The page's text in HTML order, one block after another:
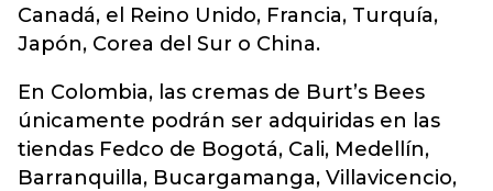
Canadá, el Reino Unido, Francia, Turquía,
Japón, Corea del Sur o China.
En Colombia, las cremas de Burt’s Bees
únicamente podrán ser adquiridas en las
tiendas Fedco de Bogotá, Cali, Medellín,
Barranquilla, Bucargamanga, Villavicencio,